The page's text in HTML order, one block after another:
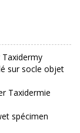
Taxidermy
sur socle objet
Taxidermie
spécimen